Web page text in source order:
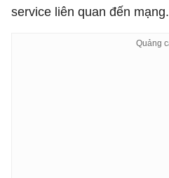
service liên quan đến mạng.